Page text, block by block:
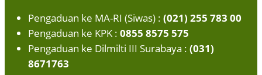
Pengaduan ke MA-RI (Siwas) : (021) 255 783 00
Pengaduan ke KPK : 0855 8575 575
Pengaduan ke Dilmilti III Surabaya : (031)
8671763